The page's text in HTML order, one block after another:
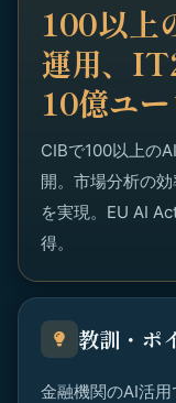
100以上
運用、
10億ユ
CIBで100以上の
開。市場分析の
を実現。EU AI
得。
教訓・ポ
金融機関のAI活